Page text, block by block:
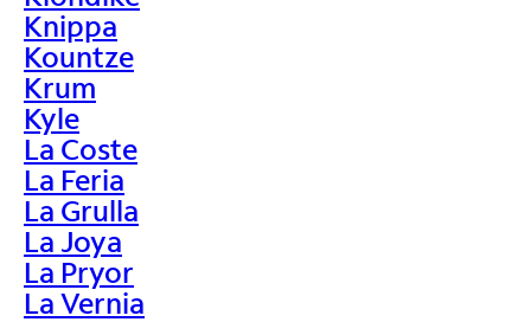
Knippa
Kountze
Krum
Kyle
La Coste
La Feria
La Grulla
La Joya
La Pryor
La Vernia